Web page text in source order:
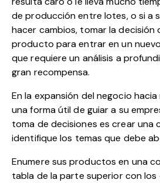
de producción entre lotes, o si a
hacer cambios, tomar la decisión
producto para entrar en un
que requiere un análisis a
gran recompensa.
En la expansión del negocio
una forma útil de guiar a su
toma de decisiones es crear una
identifique los temas que debe
Enumere sus productos en una
tabla de la parte superior con